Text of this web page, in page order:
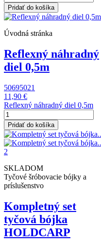
Pridať do košíka
Úvodná stránka
Reflexný náhradný
diel 0,5m
50695021
11,90 €
Reflexný náhradný diel 0,5m
Pridať do košíka
SKLADOM
Tyčové šróbovacie bójky a
príslušenstvo
Kompletný set
tyčová bójka
HOLDCARP